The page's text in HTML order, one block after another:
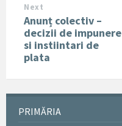
Next
Anunț colectiv –
decizii de impunere
si instiintari de
plata
PRIMĂRIA